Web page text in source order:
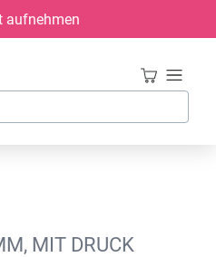
aufnehmen
MIT DRUCK